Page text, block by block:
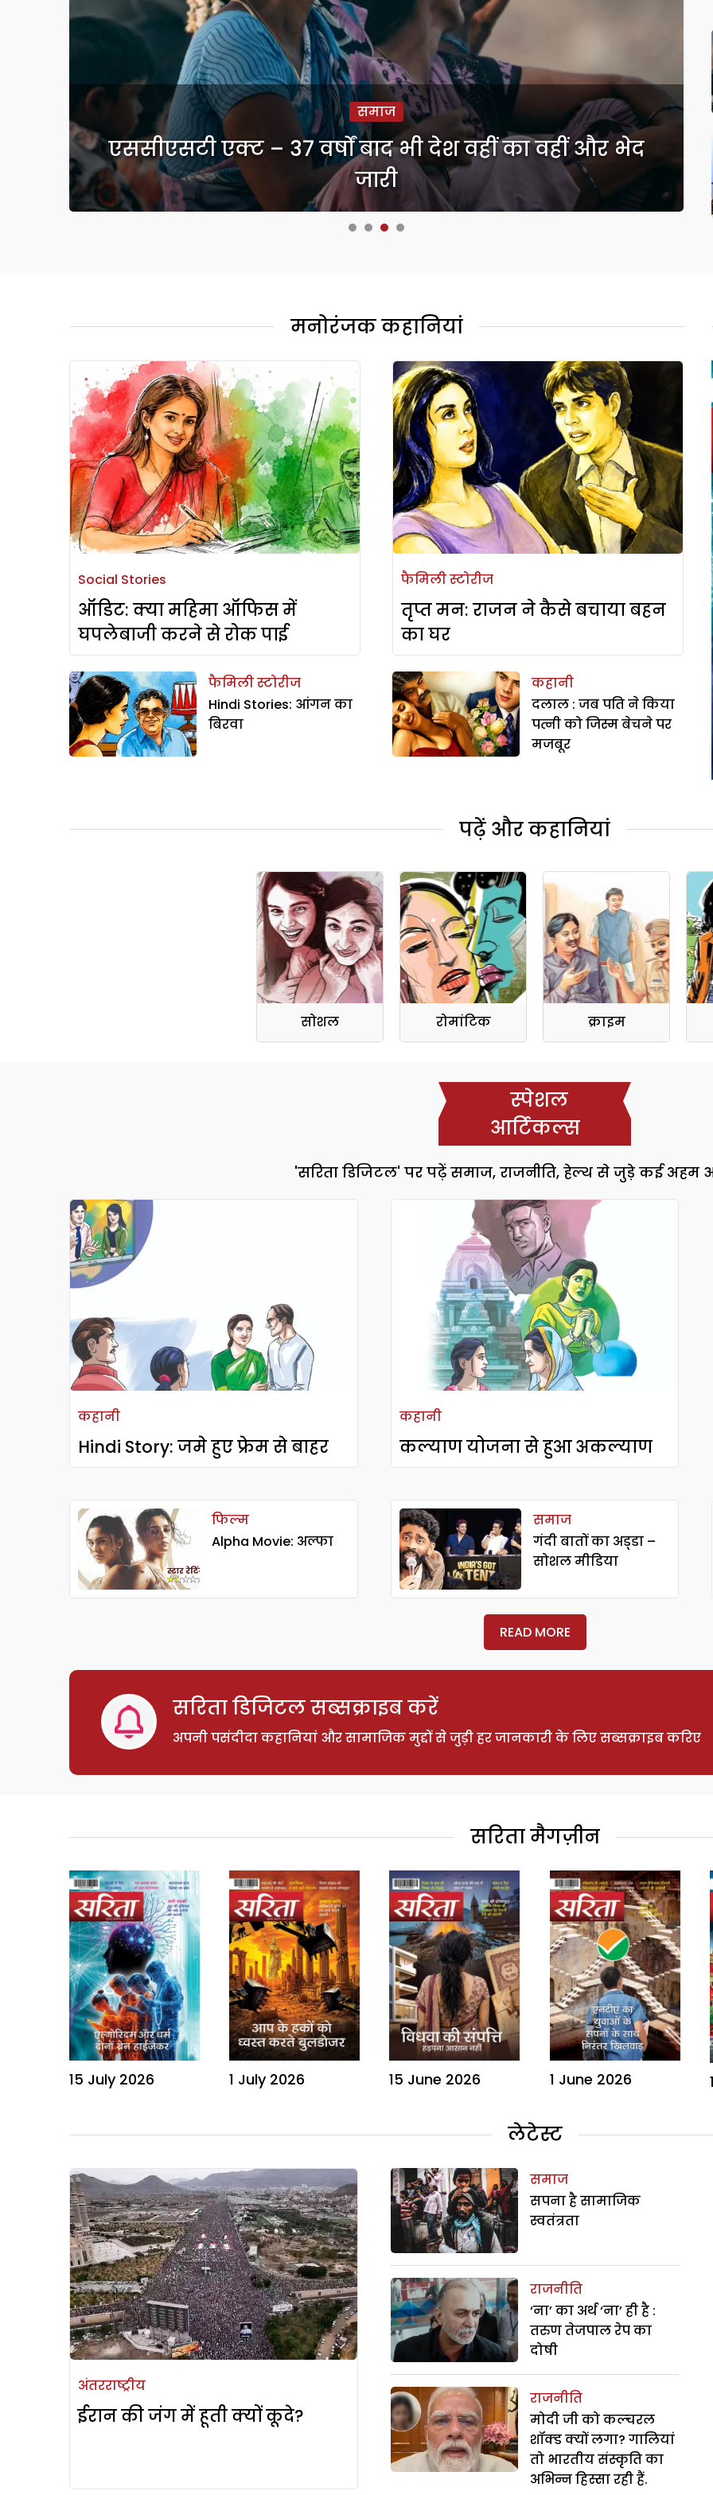
समाज
एससीएसटी एक्ट – 37 वर्षों बाद भी देश वहीं का वहीं और भेद
जारी
मनोरंजक कहानियां
Social Stories
ऑडिट: क्या महिमा ऑफिस में
घपलेबाजी करने से रोक पाई
फैमिली स्टोरीज
तृप्त मन: राजन ने कैसे बचाया बहन
का घर
फैमिली स्टोरीज
Hindi Stories: आंगन का
बिरवा
कहानी
दलाल : जब पति ने किया
पत्नी को जिस्म बेचने पर
मजबूर
पढ़ें और कहानियां
सोशल रोमांटिक क्राइम
स्पेशल
आर्टिकल्स
'सरिता डिजिटल' पर पढ़ें समाज, राजनीति, हेल्थ से जुड़े कई अहम
कहानी
Hindi Story: जमे हुए फ्रेम से बाहर
कहानी
कल्याण योजना से हुआ अकल्याण
फिल्म
Alpha Movie: अल्फा
समाज
गंदी बातों का अड्‍डा –
सोशल मीडिया
READ MORE
सरिता डिजिटल सब्सक्राइब करें
अपनी पसंदीदा कहानियां और सामाजिक मुद्दों से जुड़ी हर जानकारी के लिए सब्सक्राइब करिए
सरिता मैगज़ीन
15 July 2026 1 July 2026 15 June 2026 1 June 2026
लेटेस्ट
अंतरराष्ट्रीय
ईरान की जंग में हूती क्यों कूदे?
समाज
सपना है सामाजिक
स्वतंत्रता
राजनीति
‘ना’ का अर्थ ‘ना’ ही है :
तरुण तेजपाल रेप का
दोषी
राजनीति
मोदी जी को कल्चरल
शॉक्ड क्यों लगा? गालियां
तो भारतीय संस्कृति का
अभिन्न हिस्सा रही हैं.